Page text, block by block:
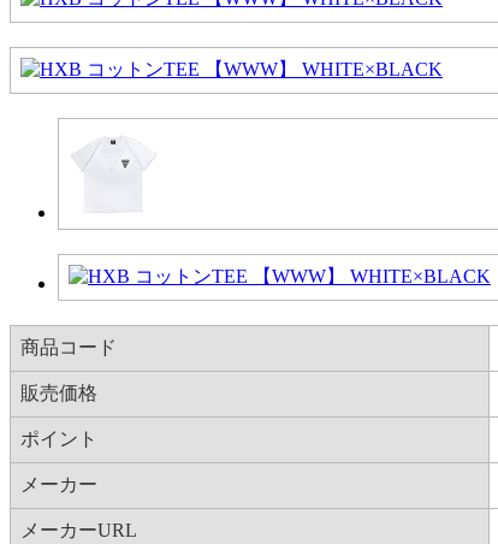
商品コード
販売価格
ポイント
メーカー
メーカーURL